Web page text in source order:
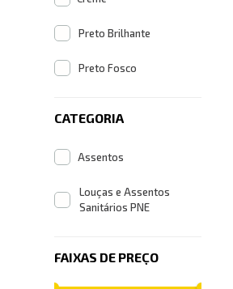
Preto Brilhante
Preto Fosco
CATEGORIA
Assentos
Louças e Assentos
Sanitários PNE
FAIXAS DE PREÇO